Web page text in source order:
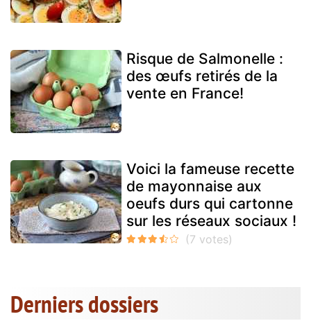
Risque de Salmonelle :
des œufs retirés de la
vente en France!
Voici la fameuse recette
de mayonnaise aux
oeufs durs qui cartonne
sur les réseaux sociaux !
Derniers dossiers